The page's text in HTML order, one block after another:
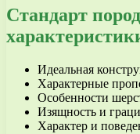
Стандарт
Идеальная
Характерные
Особенности
Изящность и
Характер и